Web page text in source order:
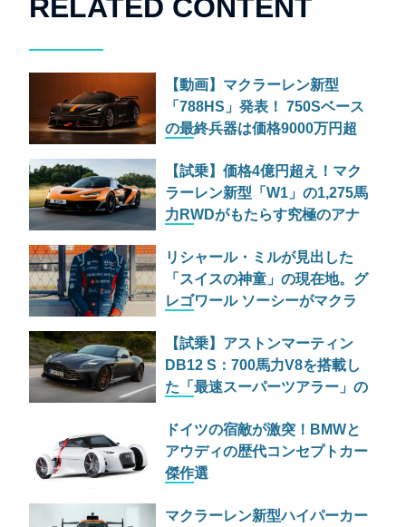
RELATED CONTENT
【動画】マクラーレン新型
「788HS」発表！ 750Sベース
の最終兵器は価格9000万円超
【試乗】価格4億円超え！マク
ラーレン新型「W1」の1,275馬
力RWDがもたらす究極のアナ
リシャール・ミルが見出した
「スイスの神童」の現在地。グ
レゴワール ソーシーがマクラ
【試乗】アストンマーティン
DB12 S：700馬力V8を搭載し
た「最速スーパーツアラー」の
ドイツの宿敵が激突！BMWと
アウディの歴代コンセプトカー
傑作選
マクラーレン新型ハイパーカー